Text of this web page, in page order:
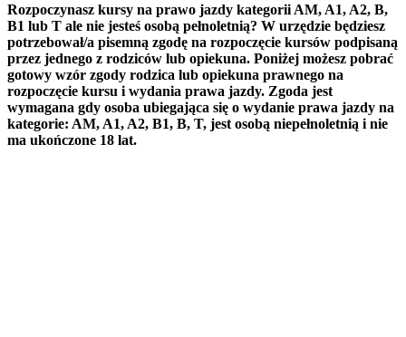
Rozpoczynasz kursy na prawo jazdy kategorii AM, A1, A2, B,
B1 lub T ale nie jesteś osobą pełnoletnią? W urzędzie będziesz
potrzebował/a pisemną zgodę na rozpoczęcie kursów podpisaną
przez jednego z rodziców lub opiekuna. Poniżej możesz pobrać
gotowy wzór zgody rodzica lub opiekuna prawnego na
rozpoczęcie kursu i wydania prawa jazdy. Zgoda jest
wymagana gdy osoba ubiegająca się o wydanie prawa jazdy na
kategorie: AM, A1, A2, B1, B, T, jest osobą niepełnoletnią i nie
ma ukończone 18 lat.